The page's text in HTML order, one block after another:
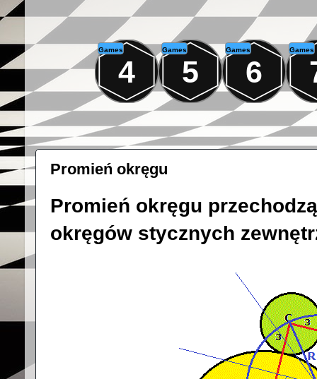
Games
4
Games
5
Games
6
Games
Promień okręgu
Promień okręgu
okręgów stycznych